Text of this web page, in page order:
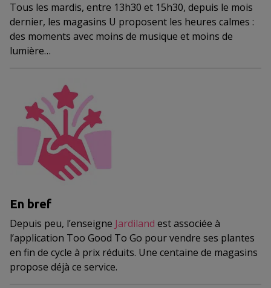
Tous les mardis, entre 13h30 et 15h30, depuis le mois
dernier, les magasins U proposent les heures calmes :
des moments avec moins de musique et moins de
lumière…
En bref
Depuis peu, l’enseigne Jardiland est associée à
l’application Too Good To Go pour vendre ses plantes
en fin de cycle à prix réduits. Une centaine de magasins
propose déjà ce service.